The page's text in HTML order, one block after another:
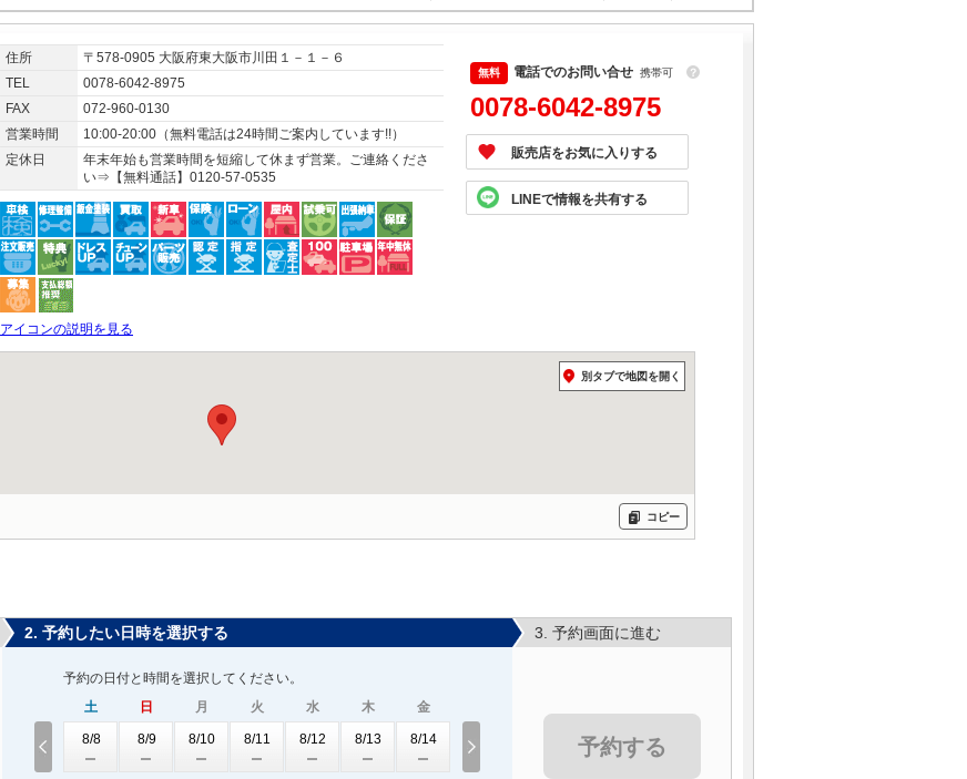
住所
〒578-0905 大阪府東大阪市川田１－１－６
TEL
0078-6042-8975
FAX
072-960-0130
営業時間
10:00-20:00（無料電話は24時間ご案内しています!!）
定休日
年末年始も営業時間を短縮して休まず営業。ご連絡くださ
い⇒【無料通話】0120-57-0535
アイコンの説明を見る
電話でのお問い合せ 携帯可 ？
0078-6042-8975
販売店をお気に入りする
LINEで情報を共有する
別タブで地図を開く
コピー
2. 予約したい日時を選択する
予約の日付と時間を選択してください。
土
8/8
日
8/9
月
8/10
火
8/11
水
8/12
木
8/13
金
8/14
3. 予約画面に進む
予約する